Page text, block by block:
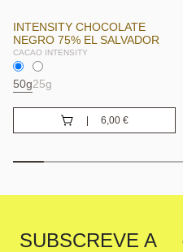
INTENSITY CHOCOLATE
NEGRO 75% EL SALVADOR
CACAO INTENSITY
50g25g
6,00 €
SUBSCREVE A